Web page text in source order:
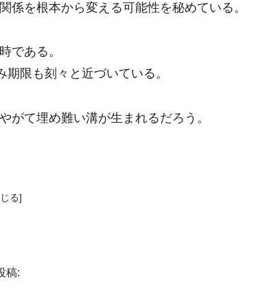
を根本から変える可能性を秘めている。
である。
限も刻々と近づいている。
がて埋め難い溝が生まれるだろう。
稿: